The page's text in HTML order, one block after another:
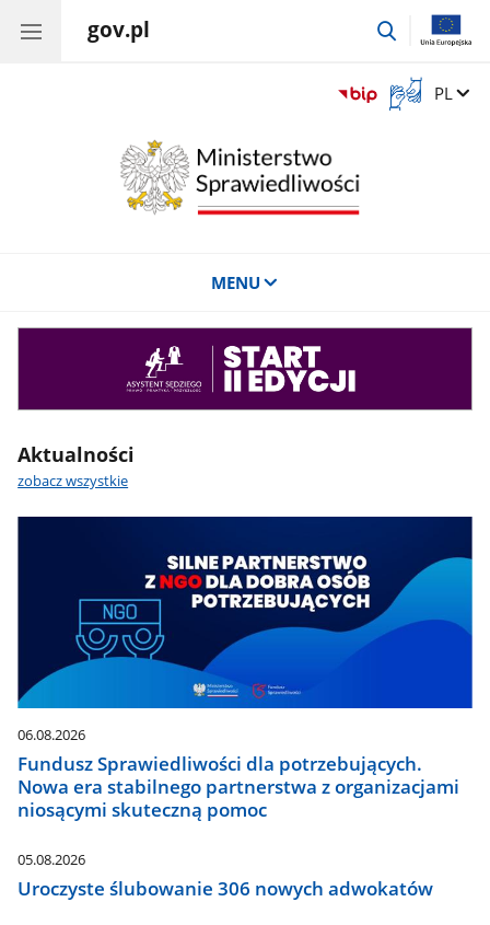
gov.pl
przejdź
Otwórz
okno
Zmień
PL
MENU
Aktualności
zobacz wszystkie
06.08.2026
Fundusz Sprawiedliwości dla potrzebujących.
Nowa era stabilnego partnerstwa z organizacjami
niosącymi skuteczną pomoc
05.08.2026
Uroczyste ślubowanie 306 nowych adwokatów